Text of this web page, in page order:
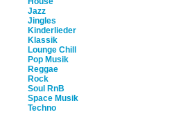
Jazz
Jingles
Kinderlieder
Klassik
Lounge Chill
Pop Musik
Reggae
Rock
Soul RnB
Space Musik
Techno